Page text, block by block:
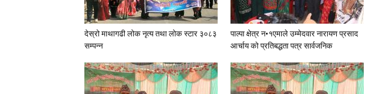
देस्राे माथागढी लाेक नृत्य तथा लाेक स्टार ३०८३
सम्पन्न
पाल्पा क्षेत्र न•१एमाले उम्मेदवार नारायण प्रसाद
आर्चाय काे प्रतिबद्धता पत्र सार्वजनिक